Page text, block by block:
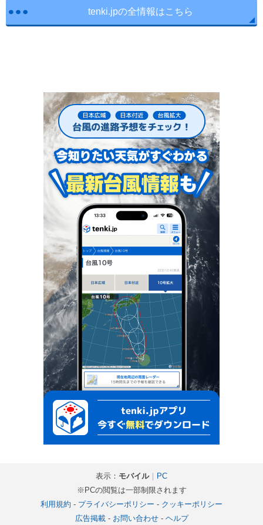
tenki.jpの全情報はこちら
表示： モバイル｜ PC
※PCの閲覧は一部制限されます
利用規約 - プライバシーポリシー - クッキーポリシー
広告掲載- お問い合わせ- ヘルプ